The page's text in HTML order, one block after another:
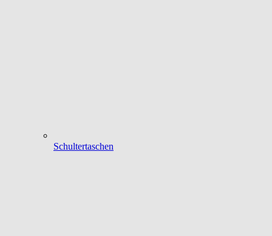
Schultertaschen